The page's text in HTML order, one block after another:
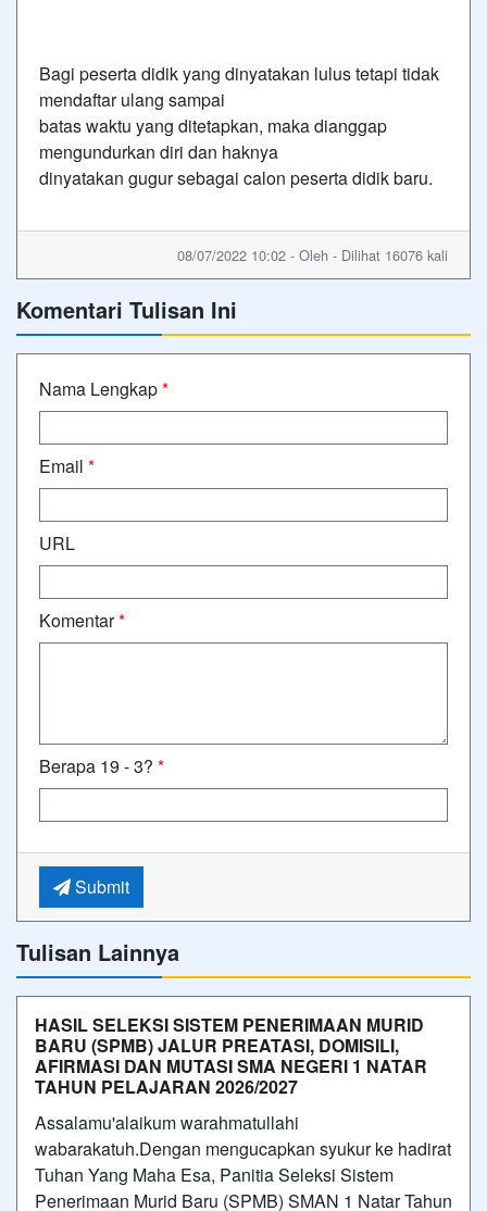
Bagi peserta didik yang dinyatakan lulus tetapi tidak
mendaftar ulang sampai
batas waktu yang ditetapkan, maka dianggap
mengundurkan diri dan haknya
dinyatakan gugur sebagai calon peserta didik baru.
08/07/2022 10:02 - Oleh - Dilihat 16076 kali
Komentari Tulisan Ini
Nama Lengkap*
Email *
URL
Komentar*
Berapa 19 - 3? *
Submit
Tulisan Lainnya
HASIL SELEKSI SISTEM PENERIMAAN MURID
BARU (SPMB) JALUR PREATASI, DOMISILI,
AFIRMASI DAN MUTASI SMA NEGERI 1 NATAR
TAHUN PELAJARAN 2026/2027
Assalamu'alaikum warahmatullahi
wabarakatuh.Dengan mengucapkan syukur ke hadirat
Tuhan Yang Maha Esa, Panitia Seleksi Sistem
Penerimaan Murid Baru (SPMB) SMAN 1 Natar Tahun